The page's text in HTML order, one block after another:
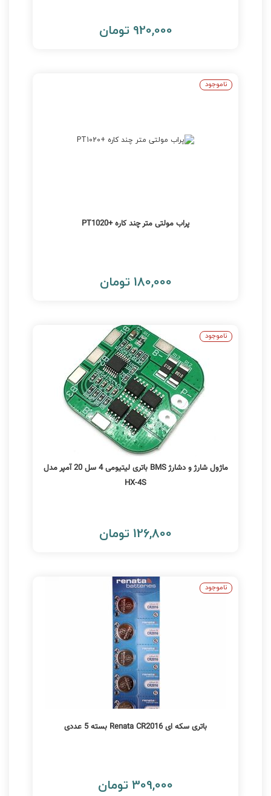
920,000 تومان
پراب مولتی متر چند کاره +PT1020
180,000 تومان
ناموجود
ماژول شارژ و دشارژ BMS باتری لیتیومی 4 سل 20 آمپر مدل
HX-4S
126,800 تومان
ناموجود
باتری سکه ای Renata CR2016 بسته 5 عددی
309,000 تومان
ناموجود